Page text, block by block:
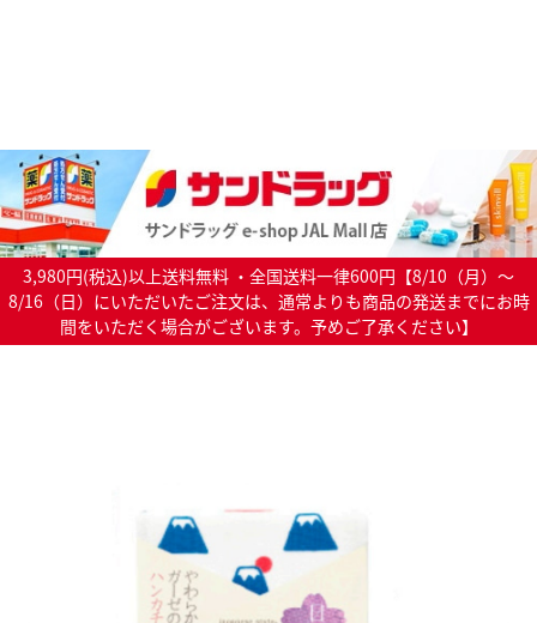
3,980円(税込)以上送料無料 ・全国送料一律600円【8/10（月）～
8/16（日）にいただいたご注文は、通常よりも商品の発送までにお時
間をいただく場合がございます。予めご了承ください】